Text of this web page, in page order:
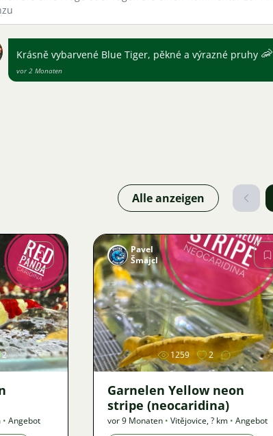
Krásně vybarvené Blue Tiger, pěkné a výrazné pruhy 🦐
vor 2 Monaten
Alle anzeigen
2
• Angebot
Bild
Pavel
Šmajcl
1259 2
Garnelen Yellow neon
stripe (neocaridina)
vor 9 Monaten • Vitějovice,? km • Angebot